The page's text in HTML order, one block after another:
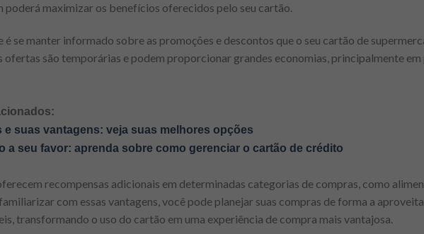
poderá maximizar os benefícios oferecidos pelo seu cartão.
se manter informado sobre as promoções e descontos que o seu cartão de
ofertas são temporárias e podem proporcionar grandes economias, principalmente
e suas vantagens: veja suas melhores opções
a seu favor: aprenda sobre como gerenciar o cartão de crédito
recompensas adicionais em determinadas categorias de compras, como
com essas vantagens, você pode planejar suas compras de forma a
transformando o uso do cartão em uma experiência de compra mais vantajosa.